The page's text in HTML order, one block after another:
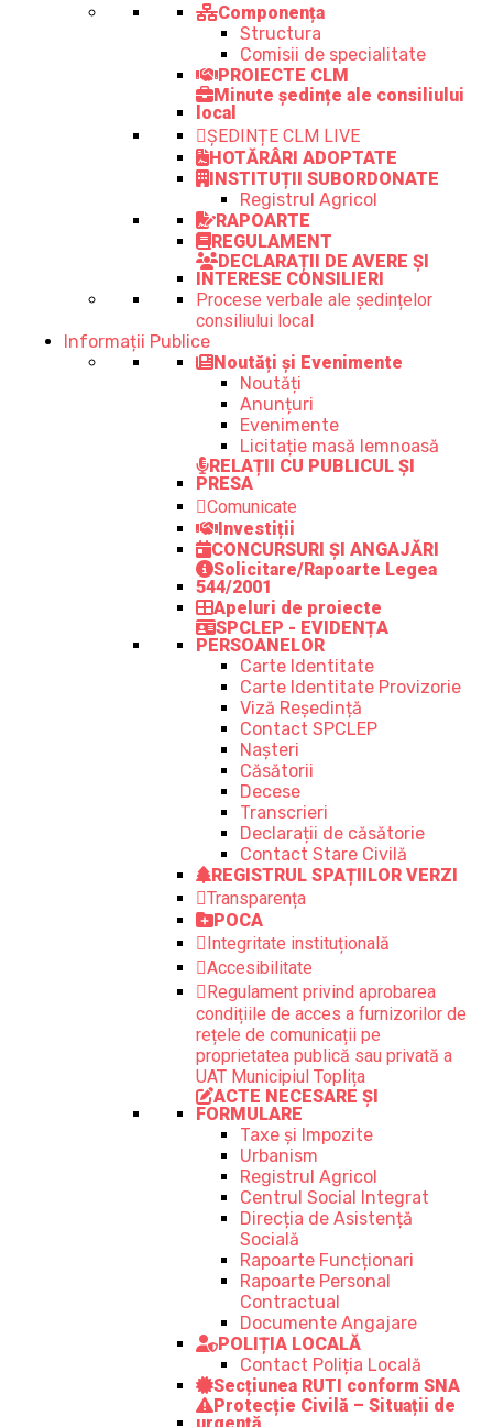
Componența
Structura
Comisii de specialitate
PROIECTE CLM
Minute ședințe ale consiliului
local
ȘEDINȚE CLM LIVE
HOTĂRÂRI ADOPTATE
INSTITUȚII SUBORDONATE
Registrul Agricol
RAPOARTE
REGULAMENT
DECLARAȚII DE AVERE ȘI
INTERESE CONSILIERI
Procese verbale ale ședințelor
consiliului local
Informații Publice
Noutăți și Evenimente
Noutăți
Anunțuri
Evenimente
Licitație masă lemnoasă
RELAȚII CU PUBLICUL ȘI
PRESA
Comunicate
Investiții
CONCURSURI ȘI ANGAJĂRI
Solicitare/Rapoarte Legea
544/2001
Apeluri de proiecte
SPCLEP - EVIDENȚA
PERSOANELOR
Carte Identitate
Carte Identitate Provizorie
Viză Reședință
Contact SPCLEP
Nașteri
Căsătorii
Decese
Transcrieri
Declarații de căsătorie
Contact Stare Civilă
REGISTRUL SPAȚIILOR VERZI
Transparența
POCA
Integritate instituțională
Accesibilitate
Regulament privind aprobarea
condițiile de acces a furnizorilor de
rețele de comunicații pe
proprietatea publică sau privată a
UAT Municipiul Toplița
ACTE NECESARE ȘI
FORMULARE
Taxe și Impozite
Urbanism
Registrul Agricol
Centrul Social Integrat
Direcția de Asistență
Socială
Rapoarte Funcționari
Rapoarte Personal
Contractual
Documente Angajare
POLIȚIA LOCALĂ
Contact Poliția Locală
Secțiunea RUTI conform SNA
Protecție Civilă – Situații de